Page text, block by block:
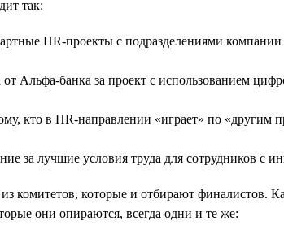
так:
HR-проекты с подразделениями
Альфа-банка за проект с использованием
кто в HR-направлении «играет» по «другим
за лучшие условия труда для сотрудников с
из комитетов, которые и отбирают финалистов.
они опираются, всегда одни и те же: